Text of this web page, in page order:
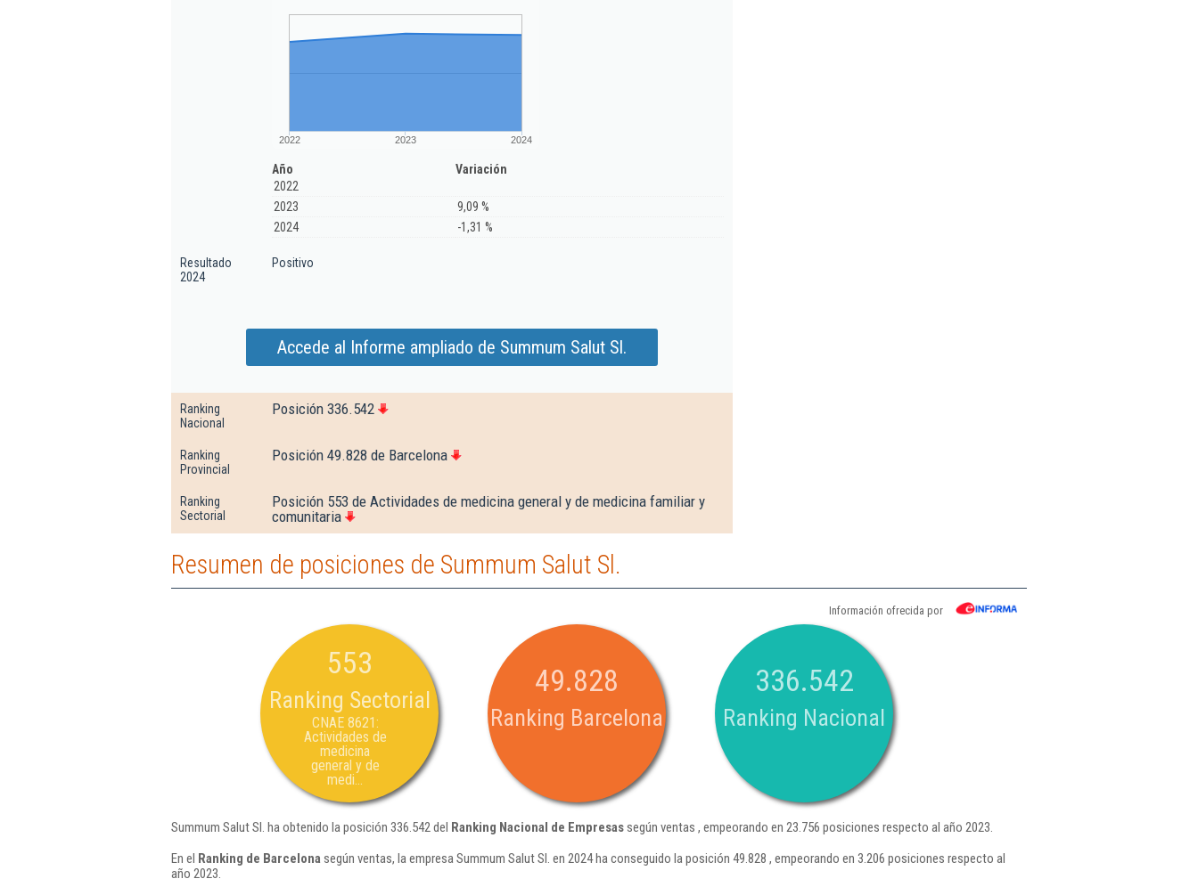
2022 2023 2024
Año
Variación
2022
2023
9,09 %
2024
-1,31 %
Resultado
2024
Positivo
Accede al Informe ampliado de Summum Salut Sl.
Ranking
Nacional
Posición 336.542
Ranking
Provincial
Posición 49.828 de Barcelona
Ranking
Sectorial
Posición 553 de Actividades de medicina general y de medicina familiar y
comunitaria
Resumen de posiciones de Summum Salut Sl.
Información ofrecida por
553
Ranking Sectorial
CNAE 8621:
Actividades de
medicina
general y de
medi...
49.828
Ranking Barcelona
336.542
Ranking Nacional
Summum Salut Sl. ha obtenido la posición 336.542 del Ranking Nacional de Empresassegún ventas , empeorando en 23.756 posiciones respecto al año 2023.
En el Ranking de Barcelona según ventas, la empresa Summum Salut Sl. en 2024 ha conseguido la posición 49.828 , empeorando en 3.206 posiciones respecto al
año 2023.